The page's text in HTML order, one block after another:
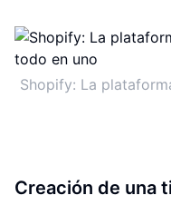
Shopify: La
Creación de una